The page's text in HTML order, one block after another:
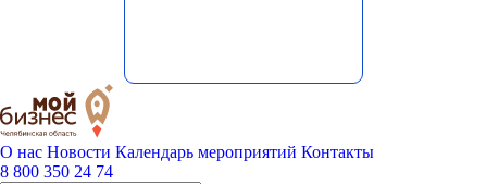
О нас Новости Календарь мероприятий Контакты
8 800 350 24 74